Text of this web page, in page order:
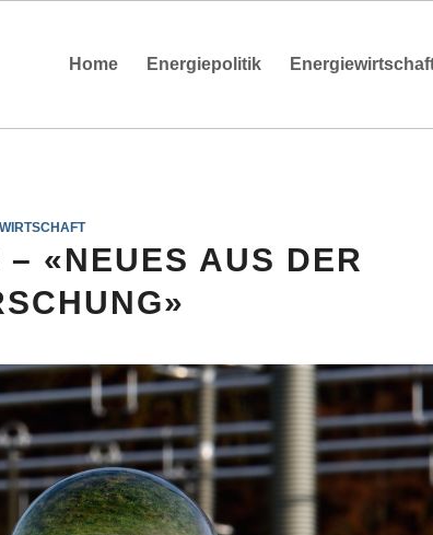
Home Energiepolitik
– «NEUES AUS DER